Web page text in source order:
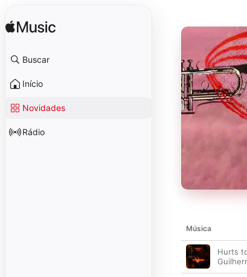
Buscar
Início
Novidades
Rádio
Música
Hurts